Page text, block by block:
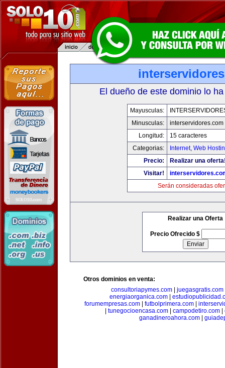
El dueño de este dominio lo
Mayusculas:
Minusculas:
interservidores.com
Longitud:
15 caracteres
Categorias:
Internet, Web
Precio:
Realizar una
Visitar!
Serán consideradas
Realizar una Oferta
Precio Ofrecido $
Otros dominios en venta:
consultoriapymes.com
juegasgratis.com
energiaorganica.com|
forumempresas.com
futbolprimera.com
tunegocioencasa.com| campodetiro.com|
ganadineroahora.com|